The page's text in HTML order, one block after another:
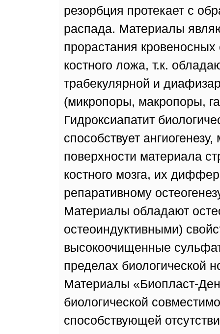
резорбция протекает с
распада. Материалы
прорастания кровеносных
костного ложа, т.к.
трабекулярной и
(микропоры, макропоры,
Гидроксиапатит
способствует
поверхности материала
костного мозга, их
репаративному
Материалы обладают
остеоиндуктивными)
высокоочищенные
пределах биологической
Материалы «Биопласт-
биологической
способствующей